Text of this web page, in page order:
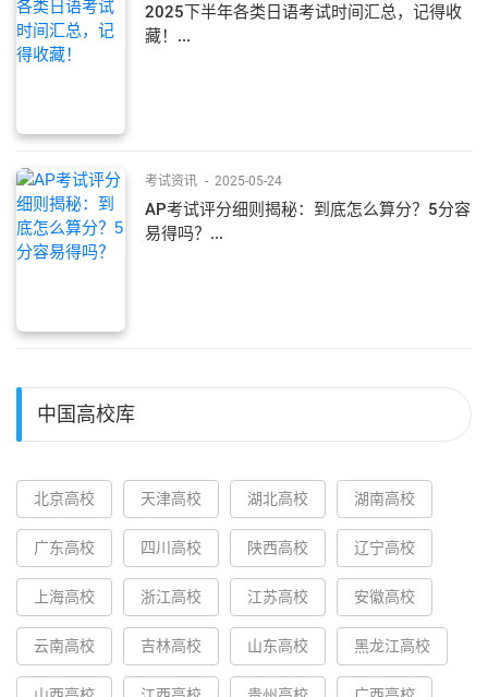
2025下半年各类日语考试时间汇总，记得收
藏！...
考试资讯 - 2025-05-24
AP考试评分细则揭秘：到底怎么算分？5分容
易得吗？...
中国高校库
北京高校 天津高校 湖北高校 湖南高校
广东高校 四川高校 陕西高校 辽宁高校
上海高校 浙江高校 江苏高校 安徽高校
云南高校 吉林高校 山东高校 黑龙江高校